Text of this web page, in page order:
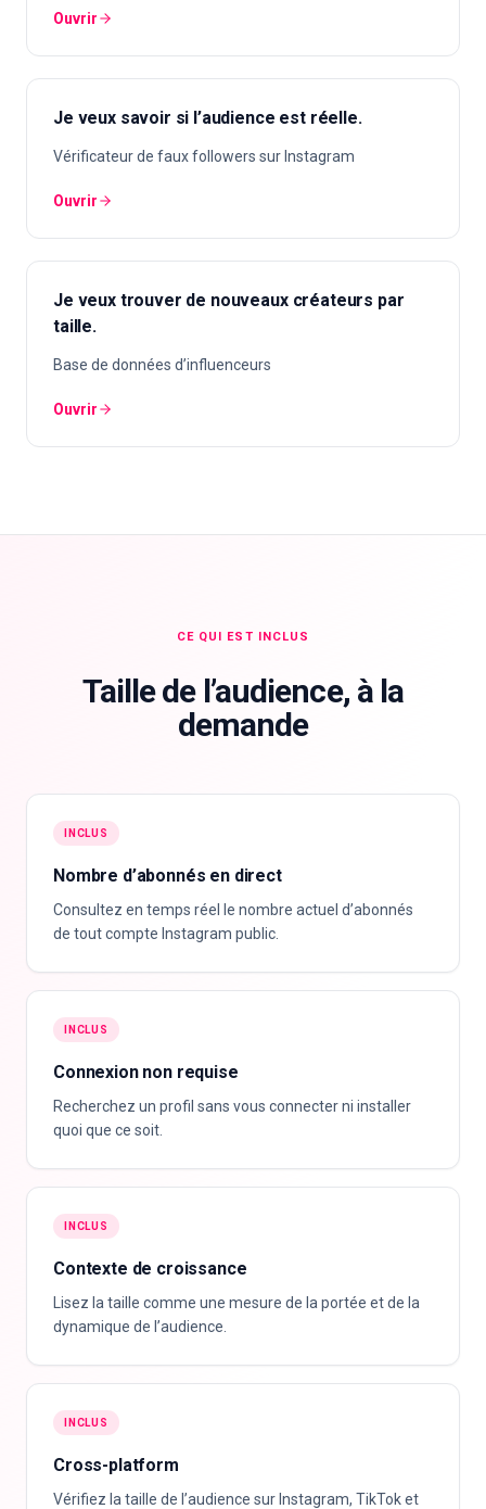
Ouvrir
Je veux savoir si l’audience est réelle.
Vérificateur de faux followers sur Instagram
Ouvrir
Je veux trouver de nouveaux créateurs par
taille.
Base de données d’influenceurs
Ouvrir
CE QUI EST INCLUS
Taille de l’audience, à la
demande
INCLUS
Nombre d’abonnés en direct
Consultez en temps réel le nombre actuel d’abonnés
de tout compte Instagram public.
INCLUS
Connexion non requise
Recherchez un profil sans vous connecter ni installer
quoi que ce soit.
INCLUS
Contexte de croissance
Lisez la taille comme une mesure de la portée et de la
dynamique de l’audience.
INCLUS
Cross-platform
Vérifiez la taille de l’audience sur Instagram, TikTok et